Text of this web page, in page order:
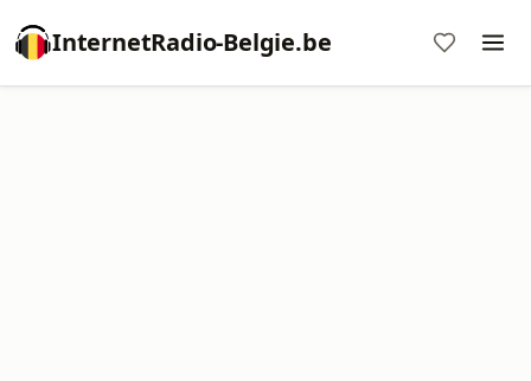
InternetRadio-Belgie.be